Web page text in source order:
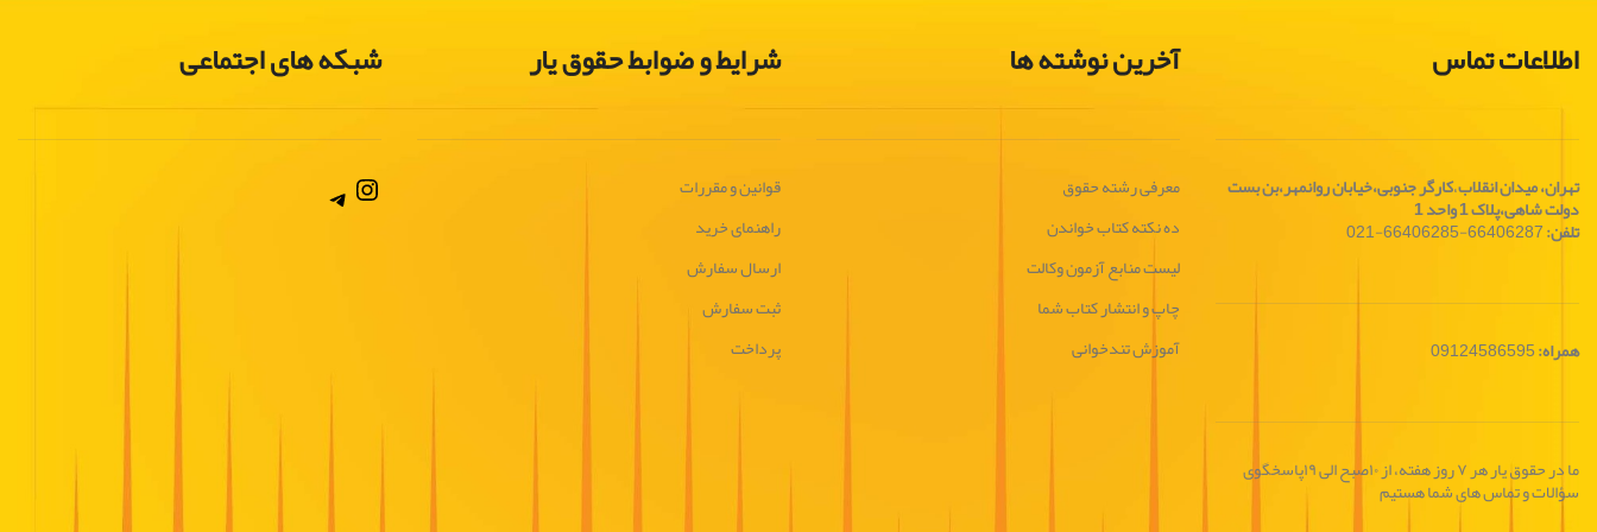
اطلاعات تماس
تهران، ميدان انقلاب،کارگر جنوبی،خیابان روانمهر،بن بست
دولت شاهی،پلاک 1 واحد 1
تلفن:66406287-66406285-021
همراه:
ما در حقوق یار هر ۷ روز هفته، از ۱۰صبح الی ۱۹پاسخگوی
سؤالات و تماس های شما هستیم
آخرین نوشته ها
معرفی رشته حقوق
ده نکته کتاب خواندن
لیست منابع آزمون وکالت
چاپ و انتشار کتاب شما
آموزش تندخوانی
شرایط و ضوابط حقوق یار
قوانین و مقررات
راهنمای خرید
ارسال سفارش
ثبت سفارش
پرداخت
شبکه های اجتماعی
Instagram